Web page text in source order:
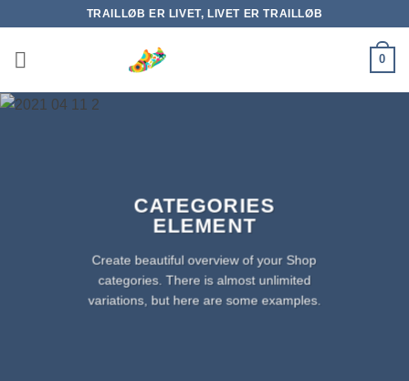
indhold
TRAILLØB ER LIVET, LIVET ER TRAILLØB
0
CATEGORIES
ELEMENT
Create beautiful overview of your Shop
categories. There is almost unlimited
variations, but here are some examples.